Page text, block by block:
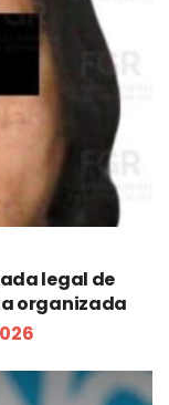
legal de
organizada